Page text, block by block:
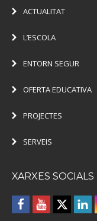
ACTUALITAT
L’ESCOLA
ENTORN SEGUR
OFERTA EDUCATIVA
PROJECTES
SERVEIS
XARXES SOCIALS